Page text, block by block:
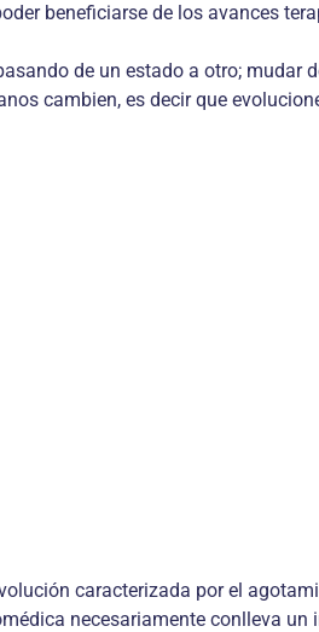
beneficiarse de los avances
de un estado a otro; mudar
cambien, es decir que
caracterizada por el
necesariamente conlleva